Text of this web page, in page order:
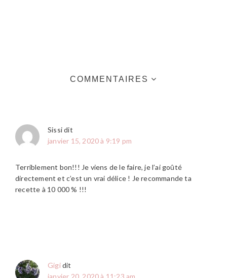
COMMENTAIRES
Sissidit
janvier 15, 2020 à 9:19 pm
Terriblement bon!!! Je viens de le faire, je l’ai goûté
directement et c’est un vrai délice ! Je recommande ta
recette à 10 000 % !!!
Gigidit
janvier 20, 2020 à 11:23 am